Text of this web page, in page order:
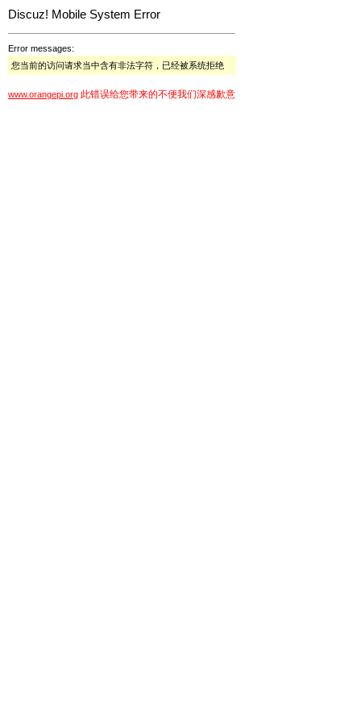
Discuz! Mobile System Error
Error messages:
您当前的访问请求当中含有非法字符，已经被系统拒绝
www.orangepi.org 此错误给您带来的不便我们深感歉意